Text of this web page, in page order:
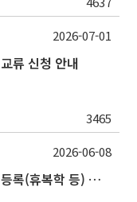
류 신청 안내
3465
2026-07-01
2026학년도 제2학기 등록금 수납 및 등록(휴복학 등) 일정 안내
2026-06-08